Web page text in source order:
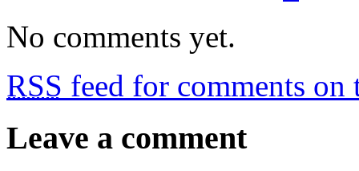
No comments yet.
RSS feed for comments on
Leave a comment